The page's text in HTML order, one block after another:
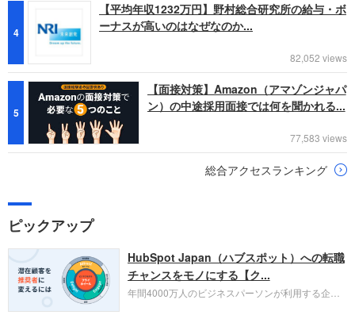
4
【平均年収1232万円】野村総合研究所の給与・ボ
ーナスが高いのはなぜなのか...
82,052 views
5
【面接対策】Amazon（アマゾンジャパ
ン）の中途採用面接では何を聞かれる...
77,583 views
総合アクセスランキング
ピックアップ
HubSpot Japan（ハブスポット）への転職
チャンスをモノにする【ク...
年間4000万人のビジネスパーソンが利用する企業